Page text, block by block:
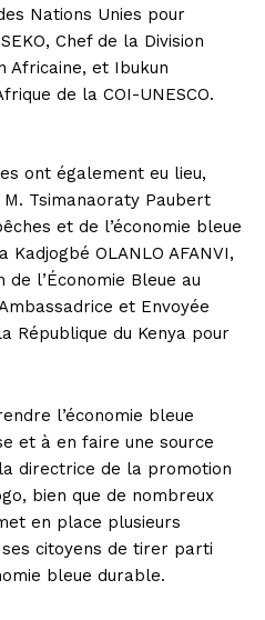
Nations Unies pour
Chef de la Division
Africaine, et Ibukun
de la COI-UNESCO.
ont également eu lieu,
Tsimanaoraty Paubert
et de l’économie bleue
OLANLO AFANVI,
l’Économie Bleue au
et Envoyée
République du Kenya pour
l’économie bleue
et à en faire une source
directrice de la promotion
bien que de nombreux
en place plusieurs
citoyens de tirer parti
bleue durable.